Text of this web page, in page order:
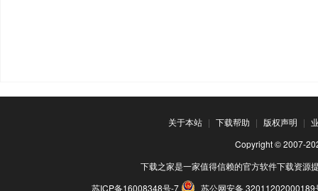
关于本站 | 下载帮助 | 版权声明 |
Copyright © 2007-
下载之家是一家值得信赖的官方软件下载资源
苏ICP备16008348号-7
苏公网安备